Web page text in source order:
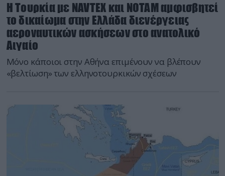
Η Τουρκία με NAVTEX και NOTAM αμφισβητεί
το δικαίωμα στην Ελλάδα διενέργειας
αεροναυτικών ασκήσεων στο ανατολικό
Αιγαίο
Μόνο κάποιοι στην Αθήνα επιμένουν να βλέπουν
«βελτίωση» των ελληνοτουρκικών σχέσεων